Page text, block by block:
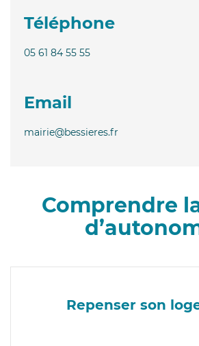
Téléphone
05 61 84 55 55
Email
mairie@bessieres.fr
Comprendre
Repenser son